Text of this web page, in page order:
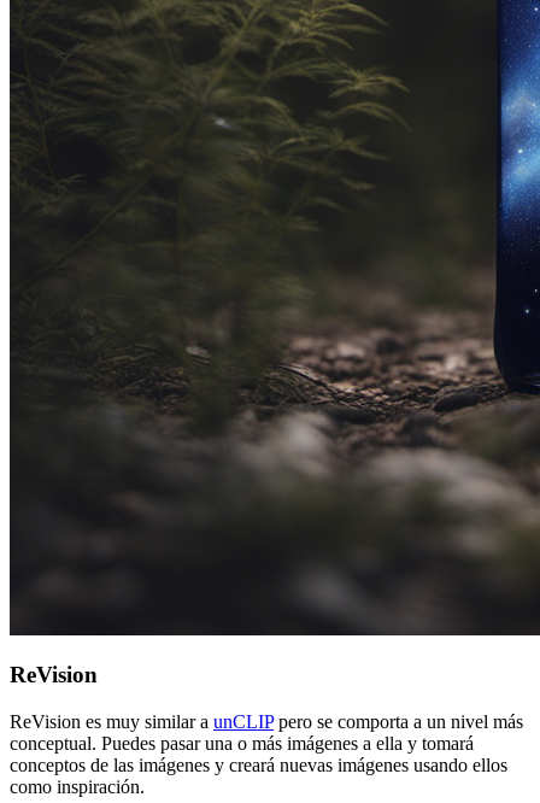
ReVision
ReVision es muy similar a unCLIPpero se comporta a un nivel más
conceptual. Puedes pasar una o más imágenes a ella y tomará
conceptos de las imágenes y creará nuevas imágenes usando ellos
como inspiración.